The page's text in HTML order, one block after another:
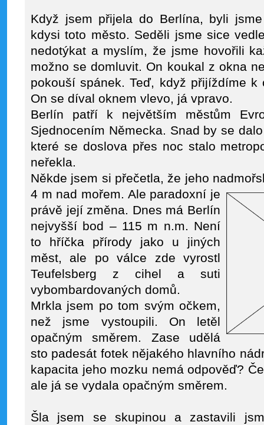
Když jsem přijela do Berlína, byli
kdysi toto město. Seděli jsme sice
nedotýkat a myslím, že jsme hovořili
možno se domluvit. On koukal z okna
pokouší spánek. Teď, když přijíždíme k
On se díval oknem vlevo, já vpravo.
Berlín patří k největším městům
Sjednocením Německa. Snad by se
které se doslova přes noc stalo
neřekla.
Někde jsem si přečetla, že jeho
4 m nad mořem. Ale paradoxní je
právě její změna. Dnes má Berlín
nejvyšší bod – 115 m n.m. Není
to hříčka přírody jako u jiných
měst, ale po válce zde vyrostl
Teufelsberg z cihel a suti
vybombardovaných domů.
Mrkla jsem po tom svým očkem,
než jsme vystoupili. On letěl
opačným směrem. Zase udělá
sto padesát fotek nějakého hlavního
kapacita jeho mozku nemá odpověď?
ale já se vydala opačným směrem.
Šla jsem se skupinou a zastavili